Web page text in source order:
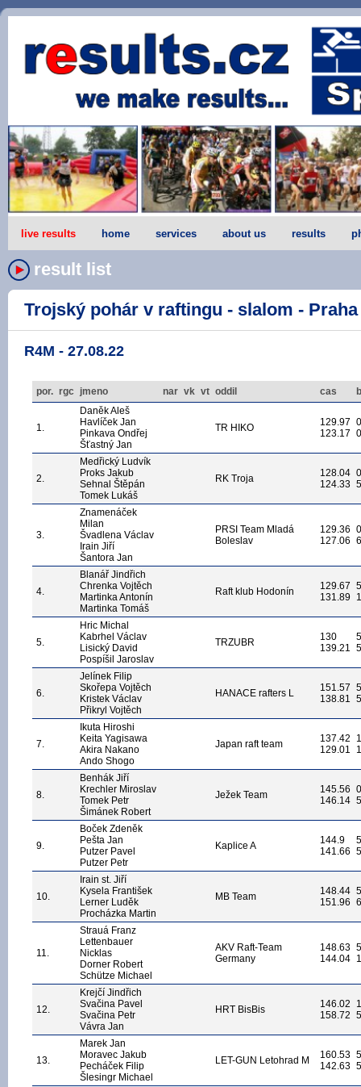
live results home services about us results
result list
Trojský pohár v raftingu - slalom - Praha
R4M - 27.08.22
por. rgc jmeno nar vk vt oddil cas
1.
Daněk Aleš
Havlíček Jan
Pinkava Ondřej
Šťastný Jan
TR HIKO
129.97
123.17
0
0
2.
Medřický Ludvík
Proks Jakub
Sehnal Štěpán
Tomek Lukáš
RK Troja
128.04
124.33
0
5
3.
Znamenáček
Milan
Švadlena Václav
Irain Jiří
Šantora Jan
PRSI Team Mladá
Boleslav
129.36
127.06
0
4.
Blanář Jindřich
Chrenka Vojtěch
Martinka Antonín
Martinka Tomáš
Raft klub Hodonín
129.67
131.89
5
5.
Hric Michal
Kabrhel Václav
Lisický David
Pospíšil Jaroslav
TRZUBR
130
139.21
5
6.
Jelínek Filip
Skořepa Vojtěch
Kristek Václav
Přikryl Vojtěch
HANACE rafters L
151.57
138.81
5
5
7.
Ikuta Hiroshi
Keita Yagisawa
Akira Nakano
Ando Shogo
Japan raft team
137.42
129.01
8.
Benhák Jiří
Krechler Miroslav
Tomek Petr
Šimánek Robert
Ježek Team
145.56
146.14
0
5
9.
Boček Zdeněk
Pešta Jan
Putzer Pavel
Putzer Petr
Kaplice A
144.9
141.66
5
5
10.
Irain st. Jiří
Kysela František
Lerner Luděk
Procházka Martin
MB Team
148.44
151.96
5
11.
Strauá Franz
Lettenbauer
Nicklas
Dorner Robert
Schütze Michael
AKV Raft-Team
Germany
148.63
144.04
5
12.
Krejčí Jindřich
Svačina Pavel
Svačina Petr
Vávra Jan
HRT BisBis
146.02
158.72 5
13.
Marek Jan
Moravec Jakub
Pecháček Filip
Šlesingr Michael
LET-GUN Letohrad M
160.53
142.63
5